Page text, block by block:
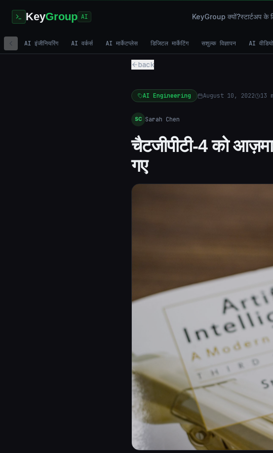
KeyGroup AI KeyGroup क्यों?स्टार्टअप के
AI इंजीनियरिंग AI वर्कर्स AI मार्केटप्लेस डिजिटल मार्केटिंग सशुल्क विज्ञापन AI
back
AI Engineering August 10, 2022 13
SC Sarah Chen
चैटजीपीटी-4 को
गए